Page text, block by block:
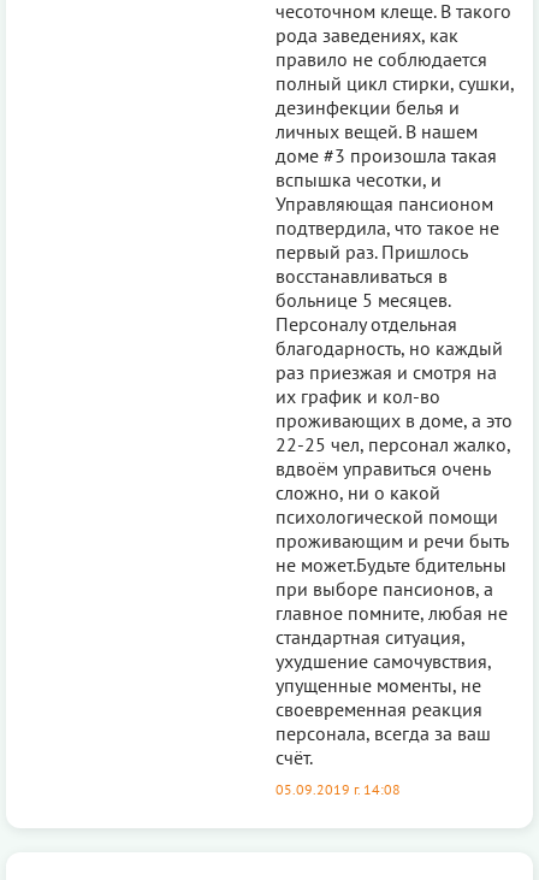
чесоточном клеще. В такого
рода заведениях, как
правило не соблюдается
полный цикл стирки, сушки,
дезинфекции белья и
личных вещей. В нашем
доме #3 произошла такая
вспышка чесотки, и
Управляющая пансионом
подтвердила, что такое не
первый раз. Пришлось
восстанавливаться в
больнице 5 месяцев.
Персоналу отдельная
благодарность, но каждый
раз приезжая и смотря на
их график и кол-во
проживающих в доме, а это
22-25 чел, персонал жалко,
вдвоём управиться очень
сложно, ни о какой
психологической помощи
проживающим и речи быть
не может.Будьте бдительны
при выборе пансионов, а
главное помните, любая не
стандартная ситуация,
ухудшение самочувствия,
упущенные моменты, не
своевременная реакция
персонала, всегда за ваш
счёт.
05.09.2019 г. 14:08